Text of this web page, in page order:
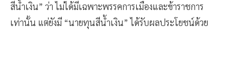
สีน้ำเงิน” ว่า ไม่ได้มีเฉพาะพรรคการเมืองและข้าราชการ
เท่านั้น แต่ยังมี “นายทุนสีน้ำเงิน” ได้รับผลประโยชน์ด้วย